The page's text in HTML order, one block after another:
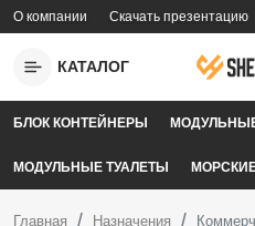
Перейти к основному содержанию
topmenu
О компании Скачать презентацию
КАТАЛОГ
mobilemenu
БЛОК КОНТЕЙНЕРЫ
МОДУЛЬНЫЕ ТУАЛЕТЫ
Главная Назначения